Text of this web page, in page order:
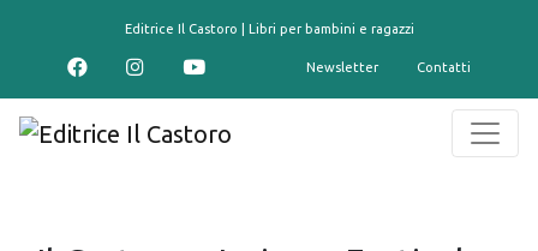
Editrice Il Castoro | Libri per bambini e ragazzi
Newsletter Contatti